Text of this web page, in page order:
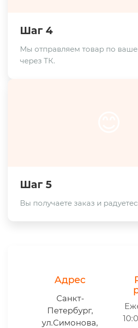
Шаг 4
Мы отправляем товар по
через ТК.
Шаг 5
Вы получаете заказ и
Адрес
Санкт-
Петербург,
ул.Симонова,